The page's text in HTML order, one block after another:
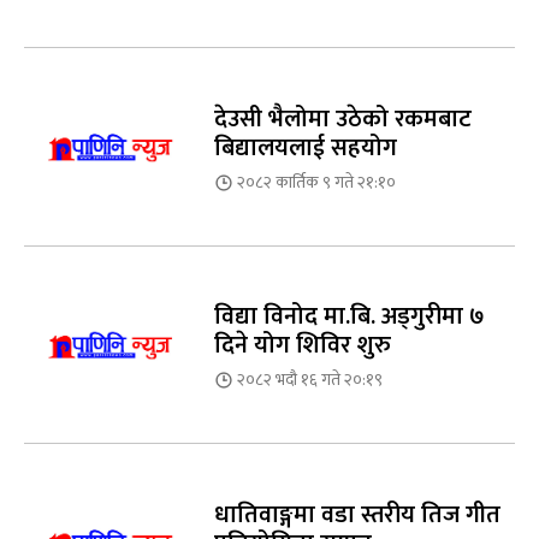
देउसी भैलोमा उठेको रकमबाट
बिद्यालयलाई सहयोग
२०८२ कार्तिक ९ गते २१:१०
विद्या विनोद मा.बि. अड्गुरीमा ७
दिने योग शिविर शुरु
२०८२ भदौ १६ गते २०:१९
धातिवाङ्गमा वडा स्तरीय तिज गीत